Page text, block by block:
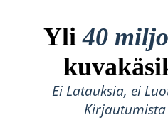
Yli40
Ei Latauksia, ei
Kirjautumista